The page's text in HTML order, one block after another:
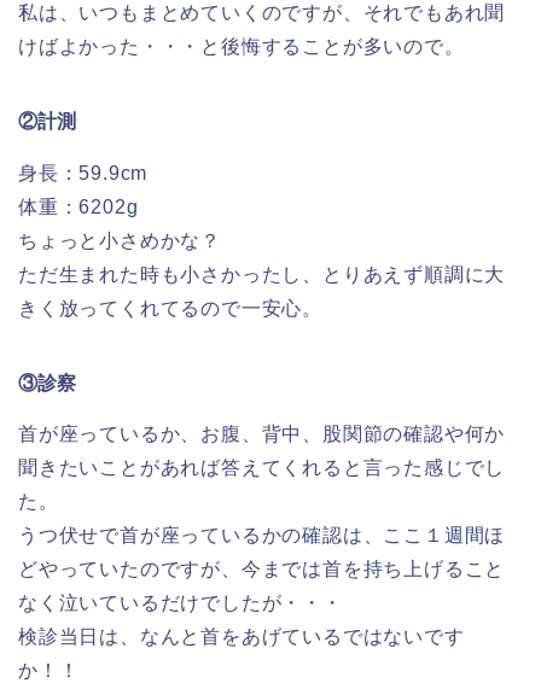
私は、いつもまとめていくのですが、それでもあれ聞
けばよかった・・・と後悔することが多いので。
②計測
身長：59.9cm
体重：6202g
ちょっと小さめかな？
ただ生まれた時も小さかったし、とりあえず順調に大
きく放ってくれてるので一安心。
③診察
首が座っているか、お腹、背中、股関節の確認や何か
聞きたいことがあれば答えてくれると言った感じでし
た。
うつ伏せで首が座っているかの確認は、ここ１週間ほ
どやっていたのですが、今までは首を持ち上げること
なく泣いているだけでしたが・・・
検診当日は、なんと首をあげているではないです
か！！